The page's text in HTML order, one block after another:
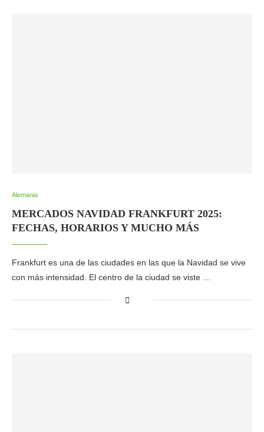
Alemania
MERCADOS NAVIDAD FRANKFURT 2025:
FECHAS, HORARIOS Y MUCHO MÁS
Frankfurt es una de las ciudades en las que la Navidad se vive
con más intensidad. El centro de la ciudad se viste …